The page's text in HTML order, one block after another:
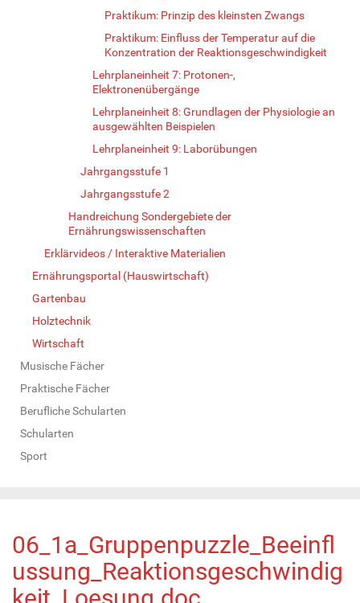
Praktikum: Prinzip des kleinsten Zwangs
Praktikum: Einfluss der Temperatur auf die
Konzentration der Reaktionsgeschwindigkeit
Lehrplaneinheit 7: Protonen-,
Elektronenübergänge
Lehrplaneinheit 8: Grundlagen der Physiologie an
ausgewählten Beispielen
Lehrplaneinheit 9: Laborübungen
Jahrgangsstufe 1
Jahrgangsstufe 2
Handreichung Sondergebiete der
Ernährungswissenschaften
Erklärvideos / Interaktive Materialien
Ernährungsportal (Hauswirtschaft)
Gartenbau
Holztechnik
Wirtschaft
Musische Fächer
Praktische Fächer
Berufliche Schularten
Schularten
Sport
06_1a_Gruppenpuzzle_Beeinfl
ussung_Reaktionsgeschwindig